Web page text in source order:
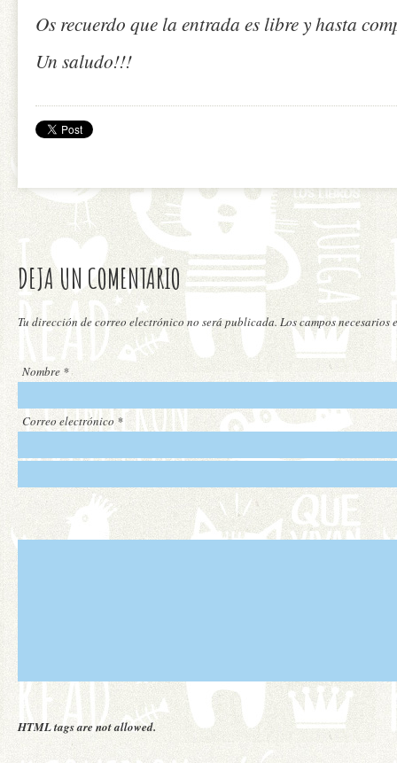
Os recuerdo que la entrada es libre y hasta
Un saludo!!!
DEJA UN COMENTARIO
Tu dirección de correo electrónico no será publicada. Los campos necesarios
Nombre *
Correo electrónico *
HTML tags are not allowed.